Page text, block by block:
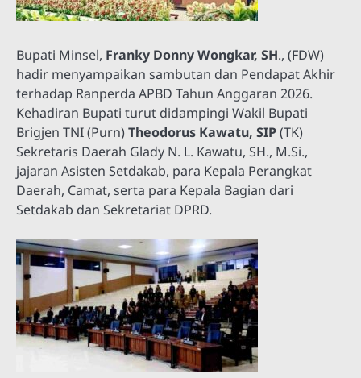
Bupati Minsel, Franky Donny Wongkar, SH., (FDW)
hadir menyampaikan sambutan dan Pendapat Akhir
terhadap Ranperda APBD Tahun Anggaran 2026.
Kehadiran Bupati turut didampingi Wakil Bupati
Brigjen TNI (Purn)Theodorus Kawatu, SIP(TK)
Sekretaris Daerah Glady N. L. Kawatu, SH., M.Si.,
jajaran Asisten Setdakab, para Kepala Perangkat
Daerah, Camat, serta para Kepala Bagian dari
Setdakab dan Sekretariat DPRD.